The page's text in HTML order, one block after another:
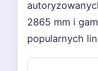
2865 mm i
popularnych